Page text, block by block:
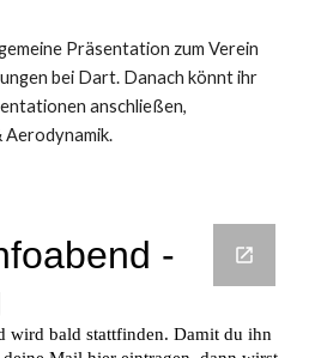
Präsentation zum Verein
bei Dart. Danach könnt ihr
anschließen,
Aerodynamik.